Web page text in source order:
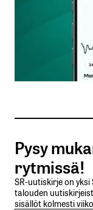
Nimesi tai
Tilaa
Lähetä
Pysy
rytmissä!
SR-uutiskirje on
talouden
sisällöt kolmesti